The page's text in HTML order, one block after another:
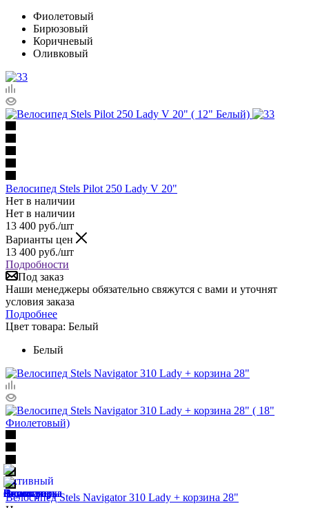
Фиолетовый
Бирюзовый
Коричневый
Оливковый
Велосипед Stels Pilot 250 Lady V 20"
Нет в наличии
Нет в наличии
13 400 руб./шт
Варианты цен
13 400 руб./шт
Подробности
Под заказ
Наши менеджеры обязательно свяжутся с вами и уточнят
условия заказа
Подробнее
Цвет товара: Белый
Белый
Велосипед Stels Navigator 310 Lady + корзина 28"